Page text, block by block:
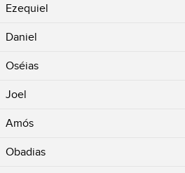
Ezequiel
Daniel
Oséias
Joel
Amós
Obadias